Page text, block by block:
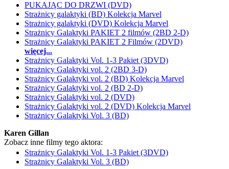
PUKAJĄC DO DRZWI (DVD)
Strażnicy galaktyki (BD) Kolekcja Marvel
Strażnicy galaktyki (DVD) Kolekcja Marvel
Strażnicy Galaktyki PAKIET 2 filmów (2BD 2-D)
Strażnicy Galaktyki PAKIET 2 Filmów (2DVD)
więcej...
Strażnicy Galaktyki Vol. 1-3 Pakiet (3DVD)
Strażnicy Galaktyki vol. 2 (2BD 3-D)
Strażnicy Galaktyki vol. 2 (BD) Kolekcja Marvel
Strażnicy Galaktyki vol. 2 (BD 2-D)
Strażnicy Galaktyki vol. 2 (DVD)
Strażnicy Galaktyki vol. 2 (DVD) Kolekcja Marvel
Strażnicy Galaktyki Vol. 3 (BD)
Karen Gillan
Zobacz inne filmy tego aktora:
Strażnicy Galaktyki Vol. 1-3 Pakiet (3DVD)
Strażnicy Galaktyki Vol. 3 (BD)